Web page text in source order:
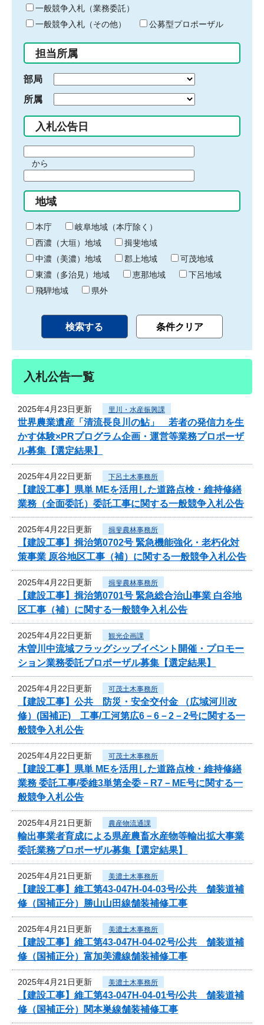
ー
ド
入
力
一般競争入札（業務委託）
一般競争入札（その他）
公募型プロポーザル
担当所属
部局
所属
入札公告日
間
始
り
から
間
終
わ
り
地域
本庁
岐阜地域（本庁除く）
西濃（大垣）地域
揖斐地域
中濃（美濃）地域
郡上地域
可茂地域
東濃（多治見）地域
恵那地域
下呂地域
飛騨地域
県外
入札公告一覧
2025年4月23日更新 里川・水産振興課
世界農業遺産「清流長良川の鮎」 若者の発信力を生
かす体験×PRプログラム企画・運営等業務プロポーザ
ル募集【選定結果】
2025年4月22日更新 下呂土木事務所
【建設工事】県単 MEを活用した道路点検・維持修繕
業務（全面委託）委託工事に関する一般競争入札公告
2025年4月22日更新 揖斐農林事務所
【建設工事】揖治第0702号 緊急機能強化・老朽化対
策事業 原谷地区工事（補）に関する一般競争入札公告
2025年4月22日更新 揖斐農林事務所
【建設工事】揖治第0701号 緊急総合治山事業 白谷地
区工事（補）に関する一般競争入札公告
2025年4月22日更新 観光企画課
木曽川中流域フラッグシップイベント開催・プロモー
ション業務委託プロポーザル募集【選定結果】
2025年4月22日更新 可茂土木事務所
【建設工事】公共 防災・安全交付金 （広域河川改
修）(国補正) 工事/工河第広6－6－2－2号に関する一
般競争入札公告
2025年4月22日更新 可茂土木事務所
【建設工事】県単 MEを活用した道路点検・維持修繕
業務 委託工事/委維3単第全委－R7－ME号に関する一
般競争入札公告
2025年4月21日更新 農産物流通課
輸出事業者育成による県産農畜水産物等輸出拡大事業
委託業務プロポーザル募集【選定結果】
2025年4月21日更新 美濃土木事務所
【建設工事】維工第43-047H-04-03号/公共 舗装道補
修（国補正分）勝山山田線舗装補修工事
2025年4月21日更新 美濃土木事務所
【建設工事】維工第43-047H-04-02号/公共 舗装道補
修（国補正分）富加美濃線舗装補修工事
2025年4月21日更新 美濃土木事務所
【建設工事】維工第43-047H-04-01号/公共 舗装道補
修（国補正分）関本巣線舗装補修工事